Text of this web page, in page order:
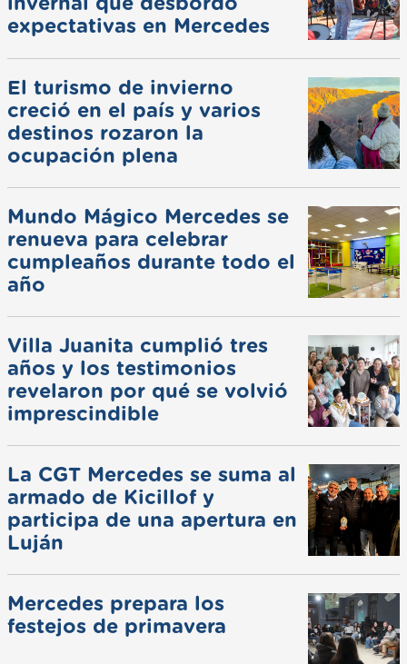
expectativas en Mercedes
El turismo de invierno
creció en el país y varios
destinos rozaron la
ocupación plena
Mundo Mágico Mercedes se
renueva para celebrar
cumpleaños durante todo el
año
Villa Juanita cumplió tres
años y los testimonios
revelaron por qué se volvió
imprescindible
La CGT Mercedes se suma al
armado de Kicillof y
participa de una apertura en
Luján
Mercedes prepara los
festejos de primavera